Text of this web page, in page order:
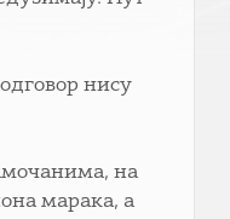
нису
на
марака, а